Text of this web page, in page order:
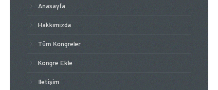
Anasayfa
Hakkımızda
Tüm Kongreler
Kongre Ekle
İletişim